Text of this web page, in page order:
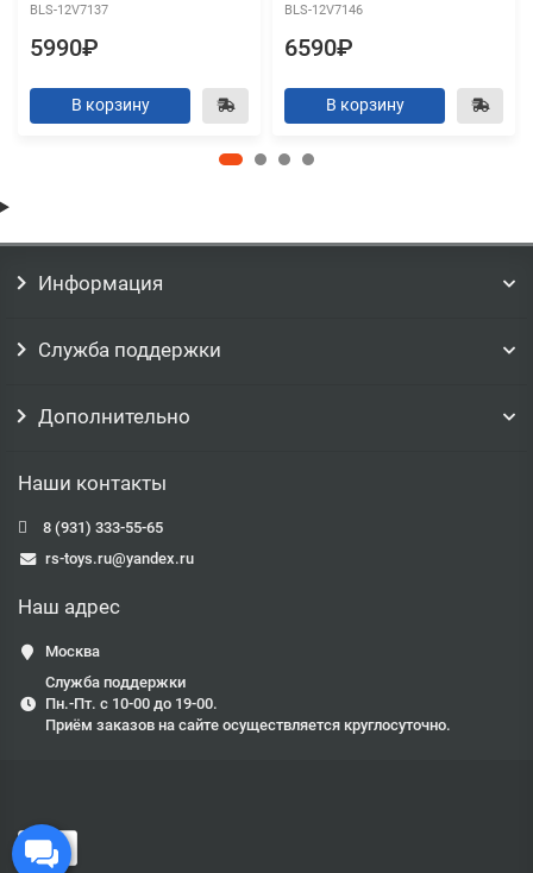
BLS-12V7137
5990₽
В корзину
BLS-12V7146
6590₽
В корзину
Информация
Служба поддержки
Дополнительно
Наши контакты
8 (931) 333-55-65
rs-toys.ru@yandex.ru
Наш адрес
Москва
Служба поддержки
Пн.-Пт. с 10-00 до 19-00.
Приём заказов на сайте осуществляется круглосуточно.